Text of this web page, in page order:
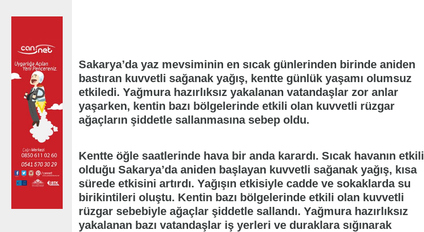
Sakarya’da yaz mevsiminin en sıcak günlerinden birinde aniden
bastıran kuvvetli sağanak yağış, kentte günlük yaşamı olumsuz
etkiledi. Yağmura hazırlıksız yakalanan vatandaşlar zor anlar
yaşarken, kentin bazı bölgelerinde etkili olan kuvvetli rüzgar
ağaçların şiddetle sallanmasına sebep oldu.
Kentte öğle saatlerinde hava bir anda karardı. Sıcak havanın etkili
olduğu Sakarya’da aniden başlayan kuvvetli sağanak yağış, kısa
sürede etkisini artırdı. Yağışın etkisiyle cadde ve sokaklarda su
birikintileri oluştu. Kentin bazı bölgelerinde etkili olan kuvvetli
rüzgar sebebiyle ağaçlar şiddetle sallandı. Yağmura hazırlıksız
yakalanan bazı vatandaşlar iş yerleri ve duraklara sığınarak